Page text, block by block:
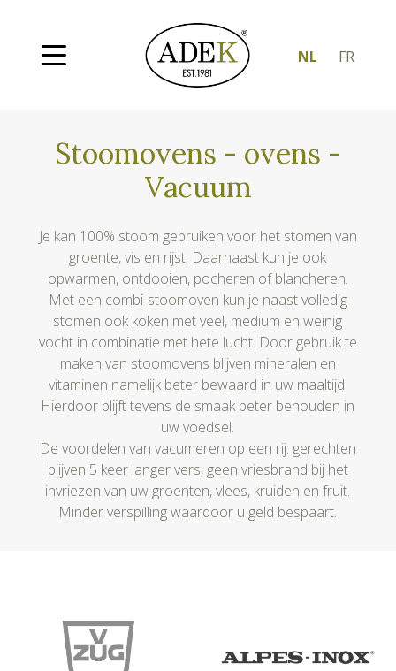
NL FR
Stoomovens - ovens -
Vacuum
Je kan 100% stoom gebruiken voor het stomen van
groente, vis en rijst. Daarnaast kun je ook
opwarmen, ontdooien, pocheren of blancheren.
Met een combi-stoomoven kun je naast volledig
stomen ook koken met veel, medium en weinig
vocht in combinatie met hete lucht. Door gebruik te
maken van stoomovens blijven mineralen en
vitaminen namelijk beter bewaard in uw maaltijd.
Hierdoor blijft tevens de smaak beter behouden in
uw voedsel.
De voordelen van vacumeren op een rij: gerechten
blijven 5 keer langer vers, geen vriesbrand bij het
invriezen van uw groenten, vlees, kruiden en fruit.
Minder verspilling waardoor u geld bespaart.